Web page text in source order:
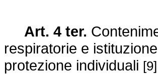
Art. 4 ter.
respiratorie e
protezione individuali [9]